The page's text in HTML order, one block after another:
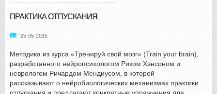
ПРАКТИКА ОТПУСКАНИЯ
25-05-2015
Методика из курса «Тренируй свой мозг» (Train your brain),
разработанного нейропсихологом Риком Хэнсоном и
неврологом Ричардом Мендиусом, в которой
рассказывают о нейробиологических механизмах практики